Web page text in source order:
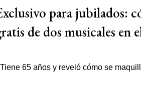
para jubilados:
de dos musicales en